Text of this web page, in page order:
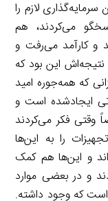
لازم را
می‌کردند، هم
کارآمد می‌رفت و
این بود که
که همه‌جوره امید
ایجادشده است و
وقتی فکر می‌کردند
را به این‌ها
و این‌ها هم کمک
و در بعضی موارد
است که وجود داشته.